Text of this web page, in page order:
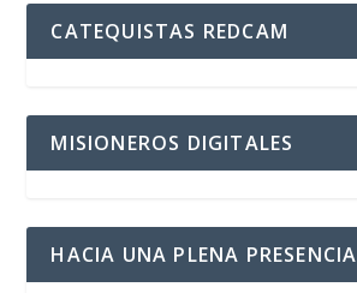
CATEQUISTAS REDCAM
MISIONEROS DIGITALES
HACIA UNA PLENA PRESENCIA